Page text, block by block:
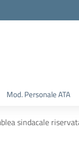
Mod. Personale ATA
sindacale